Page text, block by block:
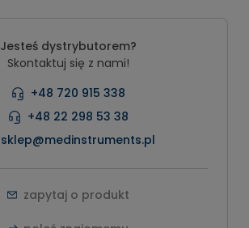
Jesteś dystrybutorem?
Skontaktuj się z nami!
+48 720 915 338
+48 22 298 53 38
sklep@medinstruments.pl
zapytaj o produkt